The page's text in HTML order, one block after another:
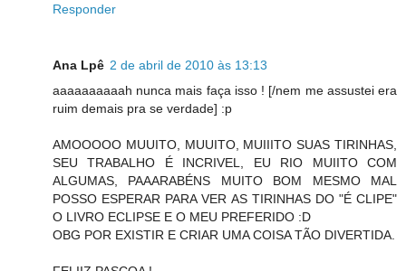
Responder
Ana Lpê 2 de abril de 2010 às 13:13
aaaaaaaaaah nunca mais faça isso ! [/nem me assustei era
ruim demais pra se verdade] :p
AMOOOOO MUUITO, MUUITO, MUIIITO SUAS TIRINHAS,
SEU TRABALHO É INCRIVEL, EU RIO MUIITO COM
ALGUMAS, PAAARABÉNS MUITO BOM MESMO MAL
POSSO ESPERAR PARA VER AS TIRINHAS DO "É CLIPE"
O LIVRO ECLIPSE E O MEU PREFERIDO :D
OBG POR EXISTIR E CRIAR UMA COISA TÃO DIVERTIDA.